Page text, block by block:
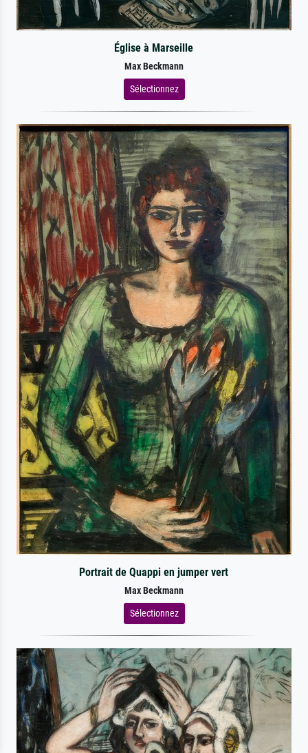
Église à Marseille
Max Beckmann
Sélectionnez
Portrait de Quappi en jumper vert
Max Beckmann
Sélectionnez